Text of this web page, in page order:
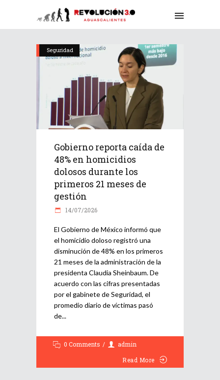
Seguridad
Gobierno reporta caída de
48% en homicidios
dolosos durante los
primeros 21 meses de
gestión
14/07/2026
El Gobierno de México informó que
el homicidio doloso registró una
disminución de 48% en los primeros
21 meses de la administración de la
presidenta Claudia Sheinbaum. De
acuerdo con las cifras presentadas
por el gabinete de Seguridad, el
promedio diario de víctimas pasó
de
0 Comments
admin
Read More